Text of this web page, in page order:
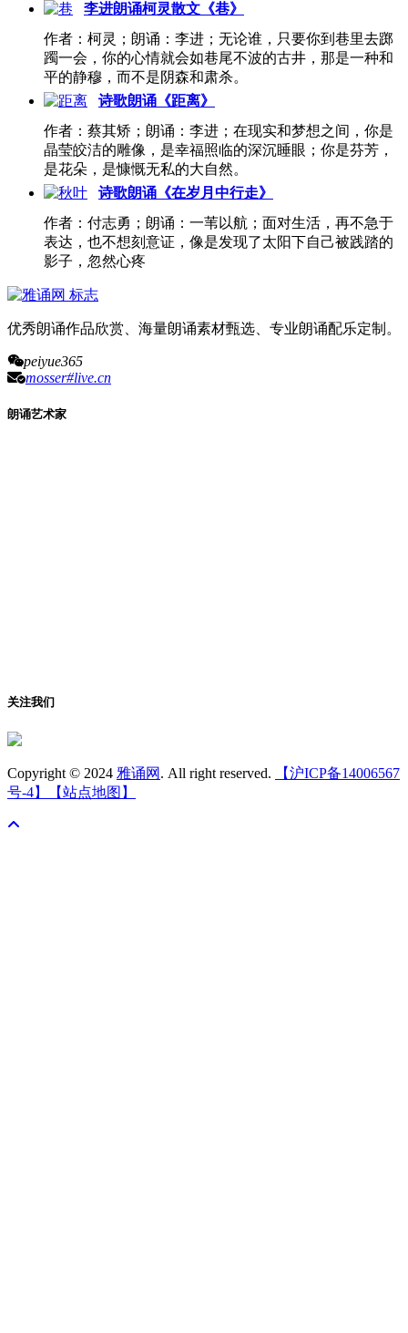
李进朗诵柯灵散文《巷》
作者：柯灵；朗诵：李进；无论谁，只要你到巷里去踯
躅一会，你的心情就会如巷尾不波的古井，那是一种和
平的静穆，而不是阴森和肃杀。
诗歌朗诵《距离》
作者：蔡其矫；朗诵：李进；在现实和梦想之间，你是
晶莹皎洁的雕像，是幸福照临的深沉睡眼；你是芬芳，
是花朵，是慷慨无私的大自然。
诗歌朗诵《在岁月中行走》
作者：付志勇；朗诵：一苇以航；面对生活，再不急于
表达，也不想刻意证，像是发现了太阳下自己被践踏的
影子，忽然心疼
优秀朗诵作品欣赏、海量朗诵素材甄选、专业朗诵配乐定制。
peiyue365
mosser#live.cn
朗诵艺术家
关注我们
Copyright © 2024 雅诵网 . All right reserved.
【沪ICP备14006567
号-4】
【站点地图】